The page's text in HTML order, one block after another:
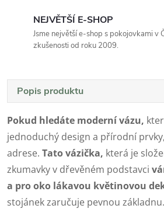
NEJVĚTŠÍ E-SHOP
Jsme největší e-shop s pokojovkami v
zkušenosti od roku 2009.
Popis produktu
Pokud hledáte moderní vázu,
jednoduchý design a přírodní
adrese. Tato vázička, která je
zkumavky v dřevěném podstavci
a pro oko lákavou květinovou
stojánek zaručuje pevnou základnu.